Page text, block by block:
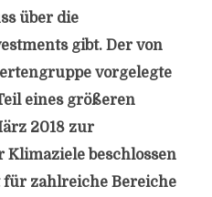
über die
gibt. Der von
vorgelegte
eines größeren
2018 zur
Klimaziele beschlossen
für zahlreiche Bereiche